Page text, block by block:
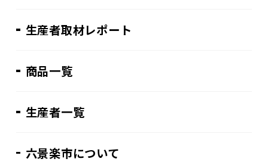
生産者取材レポート
商品一覧
生産者一覧
六景楽市について